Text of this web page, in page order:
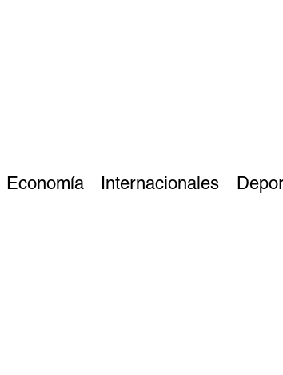
Economía Internacionales